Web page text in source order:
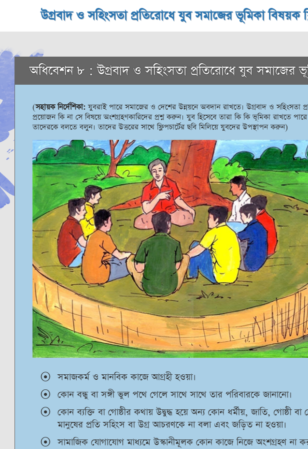
উগ্রবাদ ও সহিংসতা প্রতিরোধে যুব সমাজের ভূমিকা বিষয়ক
অধিবেশন ৮ : উগ্রবাদ ও সহিংসতা প্রতিরোধে যুব সমাজের
(সহায়ক নির্দেশিকা: যুবরাই পারে সমাজের ও দেশের উন্নয়নে অবদান রাখতে। উগ্রবাদ ও সহিংসতা
প্রয়োজন কি না সে বিষয়ে অংশগ্রহণকারিদের প্রশ্ন করুন। যুব হিসেবে তারা কি কি ভূমিকা রাখতে
তাদেরকে বলতে বলুন। তাদের উত্তরের সাথে ফ্লিপচার্টের ছবি মিলিয়ে যুবদের উপস্থাপন করুন)
সমাজকর্ম ও মানবিক কাজে আগ্রহী হওয়া।
কোন বন্ধু বা সঙ্গী ভুল পথে গেলে সাথে সাথে তার পরিবারকে জানানো।
কোন ব্যক্তি বা গোষ্ঠীর কথায় উদ্বুদ্ধ হয়ে অন্য কোন ধর্মীয়, জাতি, গোষ্ঠী বা
মানুষের প্রতি সহিংস বা উগ্র আচরণকে না বলা এবং জড়িত না হওয়া।
সামাজিক যোগাযোগ মাধ্যমে উস্কানীমূলক কোন কাজে নিজে অংশগ্রহণ না